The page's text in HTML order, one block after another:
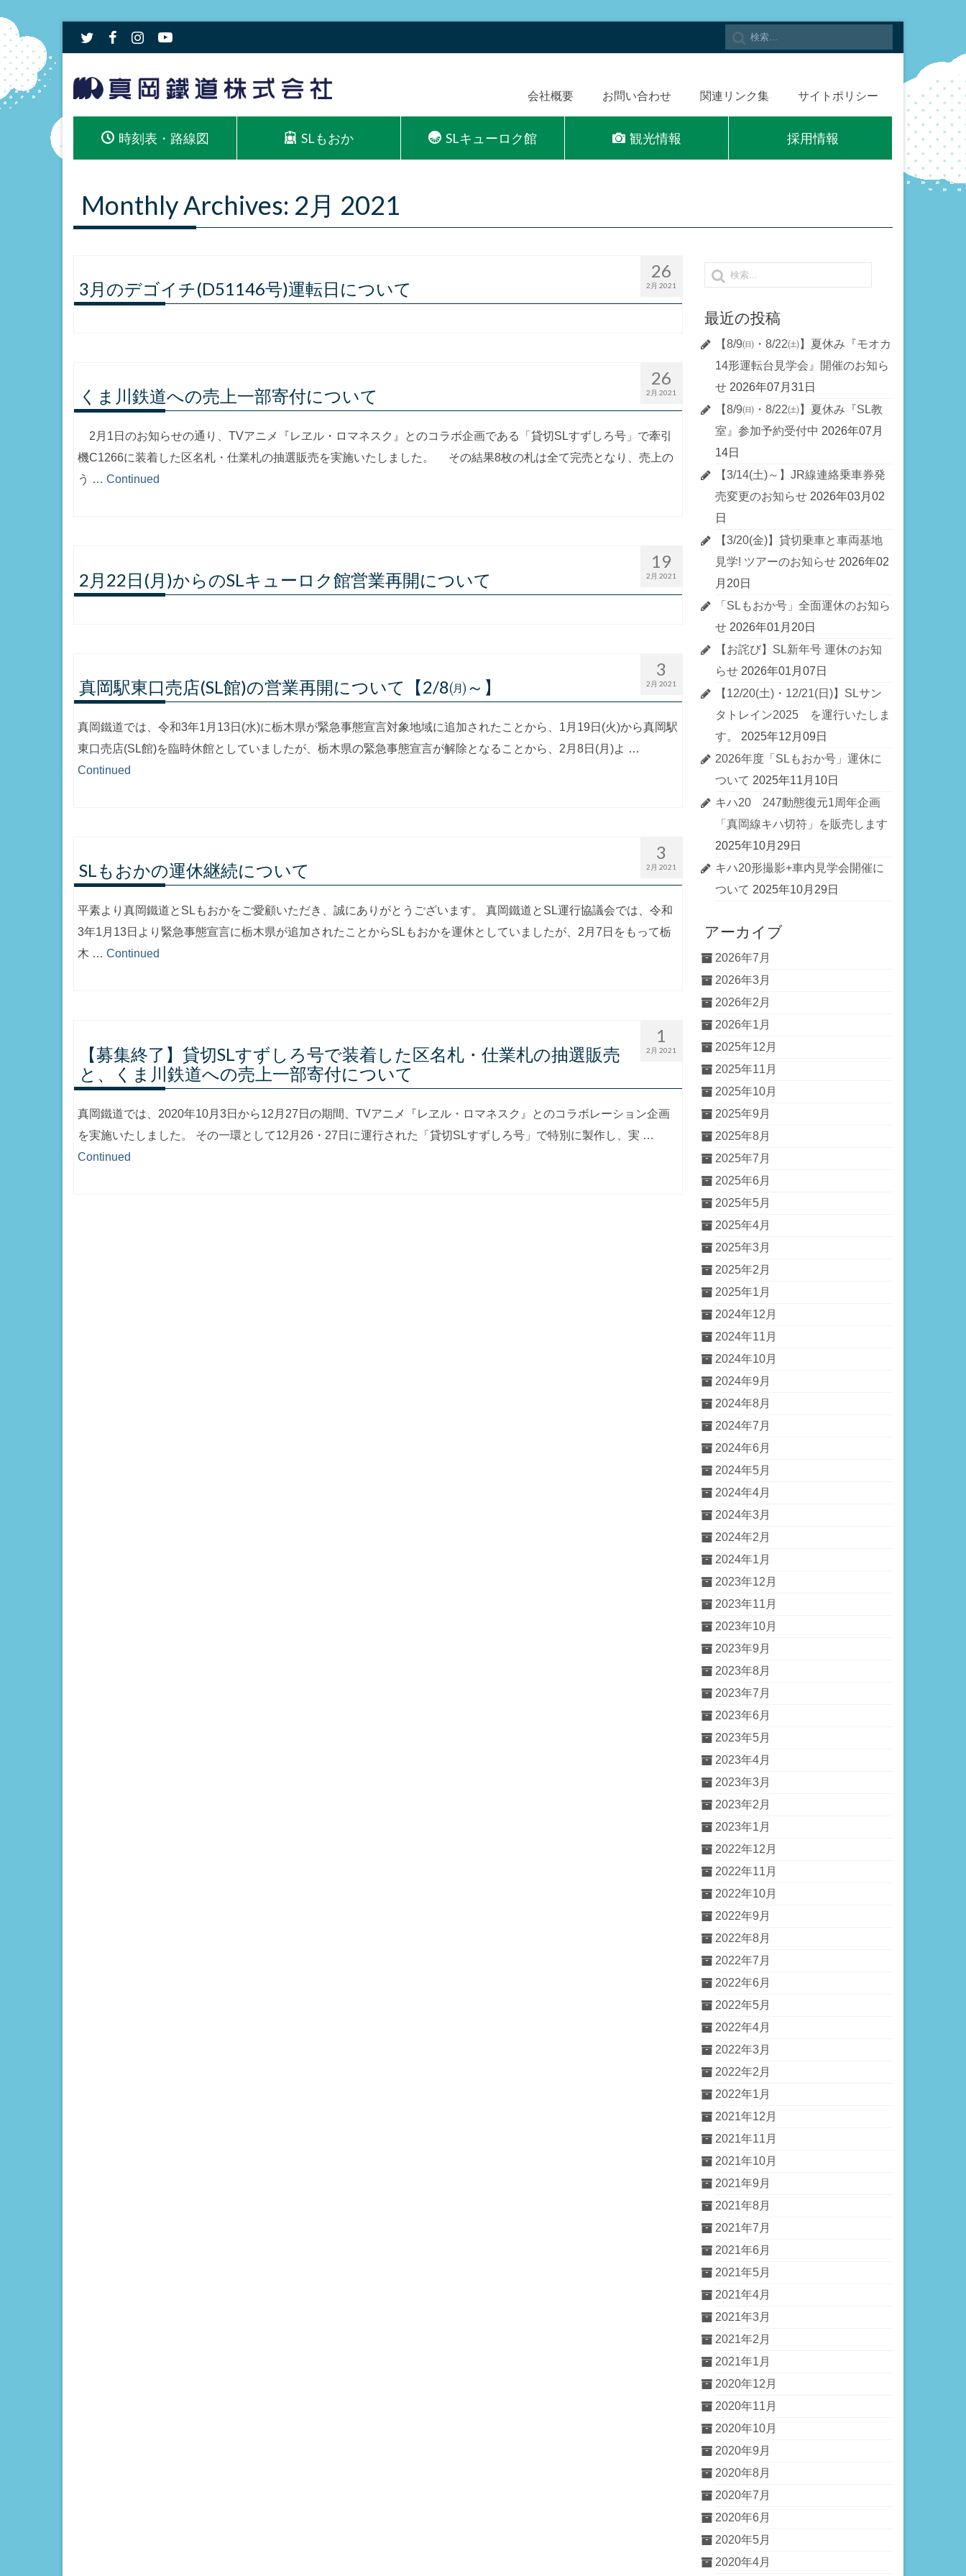
会社概要 お問い合わせ 関連リンク集 サイトポリシー
時刻表・路線図 SLもおか SLキューロク館 観光情報 採用情報
Monthly Archives: 2月 2021
26
2月 2021
3月のデゴイチ(D51146号)運転日について
26
2月 2021
くま川鉄道への売上一部寄付について
2月1日のお知らせの通り、TVアニメ『レヱル・ロマネスク』とのコラボ企画である「貸切SLすずしろ号」で牽引
機C1266に装着した区名札・仕業札の抽選販売を実施いたしました。 その結果8枚の札は全て完売となり、売上の
う … Continued
19
2月 2021
2月22日(月)からのSLキューロク館営業再開について
3
2月 2021
真岡駅東口売店(SL館)の営業再開について【2/8㈪～】
真岡鐵道では、令和3年1月13日(水)に栃木県が緊急事態宣言対象地域に追加されたことから、1月19日(火)から真岡駅
東口売店(SL館)を臨時休館としていましたが、栃木県の緊急事態宣言が解除となることから、2月8日(月)よ …
Continued
3
2月 2021
SLもおかの運休継続について
平素より真岡鐵道とSLもおかをご愛顧いただき、誠にありがとうございます。 真岡鐵道とSL運行協議会では、令和
3年1月13日より緊急事態宣言に栃木県が追加されたことからSLもおかを運休としていましたが、2月7日をもって栃
木 … Continued
1
2月 2021
【募集終了】貸切SLすずしろ号で装着した区名札・仕業札の抽選販売
と、くま川鉄道への売上一部寄付について
真岡鐵道では、2020年10月3日から12月27日の期間、TVアニメ『レヱル・ロマネスク』とのコラボレーション企画
を実施いたしました。 その一環として12月26・27日に運行された「貸切SLすずしろ号」で特別に製作し、実 …
Continued
最近の投稿
【8/9㈰・8/22㈯】夏休み『モオカ
14形運転台見学会』開催のお知ら
せ 2026年07月31日
【8/9㈰・8/22㈯】夏休み『SL教
室』参加予約受付中 2026年07月
14日
【3/14(土)～】JR線連絡乗車券発
売変更のお知らせ 2026年03月02
日
【3/20(金)】貸切乗車と車両基地
見学! ツアーのお知らせ 2026年02
月20日
「SLもおか号」全面運休のお知ら
せ 2026年01月20日
【お詫び】SL新年号 運休のお知
らせ 2026年01月07日
【12/20(土)・12/21(日)】SLサン
タトレイン2025 を運行いたしま
す。
2025年12月09日
2026年度「SLもおか号」運休に
ついて 2025年11月10日
キハ20 247動態復元1周年企画
「真岡線キハ切符」を販売します
2025年10月29日
キハ20形撮影+車内見学会開催に
ついて 2025年10月29日
アーカイブ
2026年7月
2026年3月
2026年2月
2026年1月
2025年12月
2025年11月
2025年10月
2025年9月
2025年8月
2025年7月
2025年6月
2025年5月
2025年4月
2025年3月
2025年2月
2025年1月
2024年12月
2024年11月
2024年10月
2024年9月
2024年8月
2024年7月
2024年6月
2024年5月
2024年4月
2024年3月
2024年2月
2024年1月
2023年12月
2023年11月
2023年10月
2023年9月
2023年8月
2023年7月
2023年6月
2023年5月
2023年4月
2023年3月
2023年2月
2023年1月
2022年12月
2022年11月
2022年10月
2022年9月
2022年8月
2022年7月
2022年6月
2022年5月
2022年4月
2022年3月
2022年2月
2022年1月
2021年12月
2021年11月
2021年10月
2021年9月
2021年8月
2021年7月
2021年6月
2021年5月
2021年4月
2021年3月
2021年2月
2021年1月
2020年12月
2020年11月
2020年10月
2020年9月
2020年8月
2020年7月
2020年6月
2020年5月
2020年4月